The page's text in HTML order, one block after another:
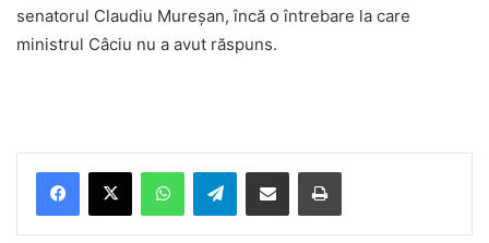
senatorul Claudiu Mureșan, încă o întrebare la care
ministrul Câciu nu a avut răspuns.
Telegram